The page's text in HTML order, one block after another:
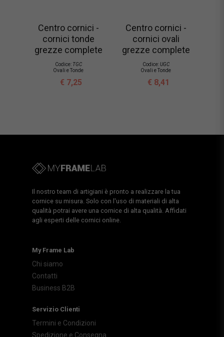
Centro cornici -
cornici tonde
grezze complete
Codice: TGC
Ovali e Tonde
€ 7,25
Centro cornici -
cornici ovali
grezze complete
Codice:UGC
Ovali e Tonde
€ 8,41
Il nostro team di artigiani è pronto a realizzare la tua
cornice su misura. Solo con l'uso di materiali di alta
qualità potrai avere una cornice di alta qualità. Affidati
agli esperti delle cornici online.
My Frame Lab
Chi siamo
Contatti
Business B2B
Servizio Clienti
Termini e Condizioni
Spedizione e Consegna